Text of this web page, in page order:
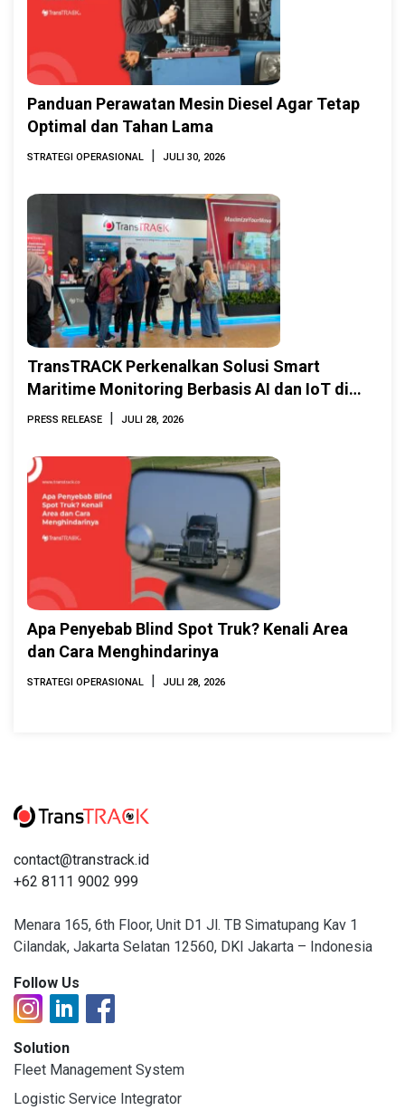
Panduan Perawatan Mesin Diesel Agar Tetap
Optimal dan Tahan Lama
STRATEGI OPERASIONAL | JULI 30, 2026
TransTRACK Perkenalkan Solusi Smart
Maritime Monitoring Berbasis AI dan IoT di
INAMARINE 2026
PRESS RELEASE | JULI 28, 2026
Apa Penyebab Blind Spot Truk? Kenali Area
dan Cara Menghindarinya
STRATEGI OPERASIONAL | JULI 28, 2026
contact@transtrack.id
+62 8111 9002 999
Menara 165, 6th Floor, Unit D1 Jl. TB Simatupang Kav 1
Cilandak, Jakarta Selatan 12560, DKI Jakarta – Indonesia
Follow Us
Solution
Fleet Management System
Logistic Service Integrator